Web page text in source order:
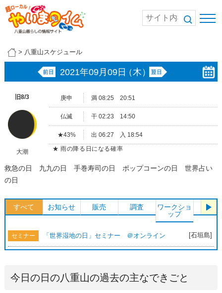
> 八重山スケジュール
2021年09月09日（木）
旧8/3
大潮
庚申 満 08:25 20:51
仏滅 干 02:23 14:50
★43%
出 06:27 入 18:54
★ 雨の降る日になる確率
救急の日 九九の日 手巻寿司の日 ポップコーンの日 世界占い
の日
すべて お知らせ 販売 調査
ワークショ
ップ
体験
セミナー 「世界湿地の日」セミナー ＠オンライン [石垣島]
今日の日の八重山の過去の主なできごと